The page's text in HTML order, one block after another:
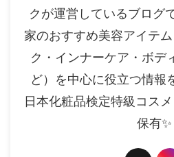
クが運営しているブログ
家のおすすめ美容アイテ
ク・インナーケア・ボデ
ど）を中心に役立つ情報
日本化粧品検定特級コス
保有✨️